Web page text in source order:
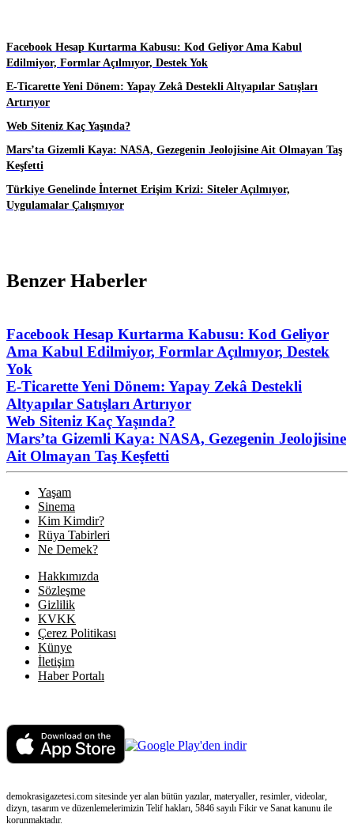
Facebook Hesap Kurtarma Kabusu: Kod Geliyor Ama Kabul
Edilmiyor, Formlar Açılmıyor, Destek Yok
E-Ticarette Yeni Dönem: Yapay Zekâ Destekli Altyapılar Satışları
Artırıyor
Web Siteniz Kaç Yaşında?
Mars’ta Gizemli Kaya: NASA, Gezegenin Jeolojisine Ait Olmayan Taş
Keşfetti
Türkiye Genelinde İnternet Erişim Krizi: Siteler Açılmıyor,
Uygulamalar Çalışmıyor
Benzer Haberler
Facebook Hesap Kurtarma Kabusu: Kod Geliyor
Ama Kabul Edilmiyor, Formlar Açılmıyor, Destek
Yok
E-Ticarette Yeni Dönem: Yapay Zekâ Destekli
Altyapılar Satışları Artırıyor
Web Siteniz Kaç Yaşında?
Mars’ta Gizemli Kaya: NASA, Gezegenin Jeolojisine
Ait Olmayan Taş Keşfetti
Yaşam
Sinema
Kim Kimdir?
Rüya Tabirleri
Ne Demek?
Hakkımızda
Sözleşme
Gizlilik
KVKK
Çerez Politikası
Künye
İletişim
Haber Portalı
demokrasigazetesi.com sitesinde yer alan bütün yazılar, materyaller, resimler, videolar,
dizyn, tasarım ve düzenlemelerimizin Telif hakları, 5846 sayılı Fikir ve Sanat kanunu ile
korunmaktadır.